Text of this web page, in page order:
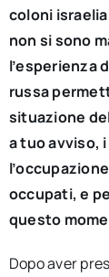
coloni
non si sono
l’esperienza
russa
situazione
a tuo avviso,
occupati, e
questo
Dopo aver